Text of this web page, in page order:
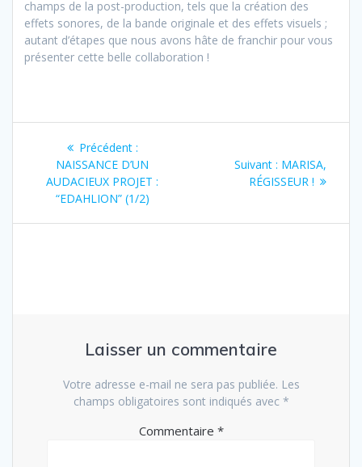
champs de la post-production, tels que la création des
effets sonores, de la bande originale et des effets visuels ;
autant d’étapes que nous avons hâte de franchir pour vous
présenter cette belle collaboration !
Navigation
l’article
Précédent :Article
précédent
:
NAISSANCE D’UN
AUDACIEUX PROJET :
“EDAHLION” (1/2)
Suivant : Article
suivant
MARISA,
RÉGISSEUR !
Laisser un commentaire
Votre adresse e-mail ne sera pas publiée. Les
champs obligatoires sont indiqués avec *
Commentaire *